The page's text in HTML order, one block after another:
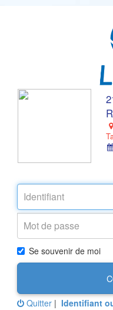
Se souvenir de moi
Quitter | Identifiant